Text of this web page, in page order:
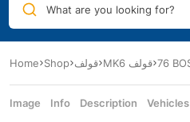
What are you looking for?
Home Shop قولف MK6 قولف
Image Info Description Vehicles